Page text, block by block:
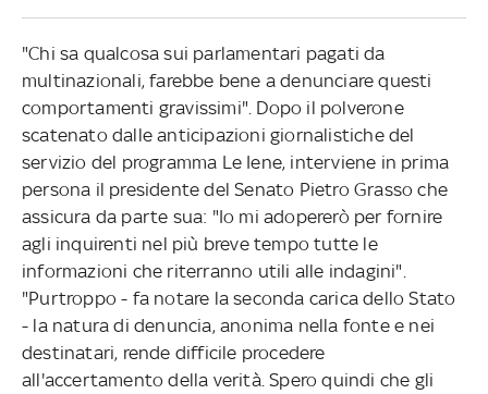
"Chi sa qualcosa sui parlamentari pagati da
multinazionali, farebbe bene a denunciare questi
comportamenti gravissimi". Dopo il polverone
scatenato dalle anticipazioni giornalistiche del
servizio del programma Le Iene, interviene in prima
persona il presidente del Senato Pietro Grasso che
assicura da parte sua: "Io mi adopererò per fornire
agli inquirenti nel più breve tempo tutte le
informazioni che riterranno utili alle indagini".
"Purtroppo - fa notare la seconda carica dello Stato
- la natura di denuncia, anonima nella fonte e nei
destinatari, rende difficile procedere
all'accertamento della verità. Spero quindi che gli